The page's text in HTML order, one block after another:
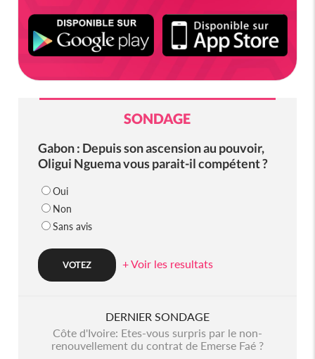
SONDAGE
Gabon : Depuis son ascension au pouvoir,
Oligui Nguema vous parait-il compétent ?
Oui
Non
Sans avis
+ Voir les resultats
DERNIER SONDAGE
Côte d'Ivoire: Etes-vous surpris par le non-
renouvellement du contrat de Emerse Faé ?